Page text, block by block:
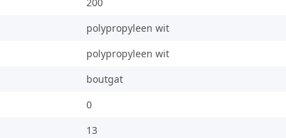
200
polypropyleen wit
polypropyleen wit
boutgat
0
13